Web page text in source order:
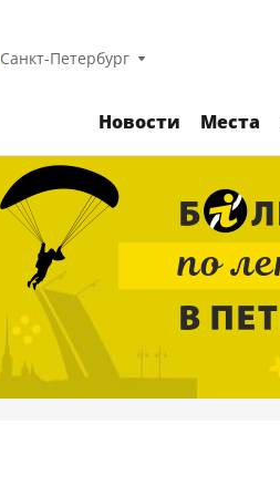
Санкт-Петербург
Новости Места